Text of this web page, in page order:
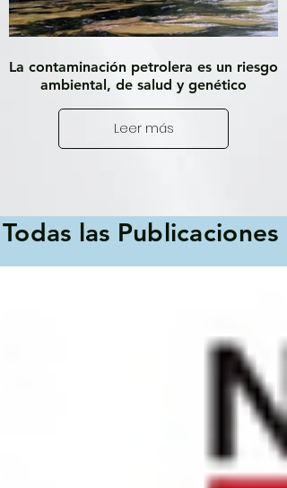
La contaminación petrolera es un riesgo
ambiental, de salud y genético
Leer más
Todas las Publicaciones